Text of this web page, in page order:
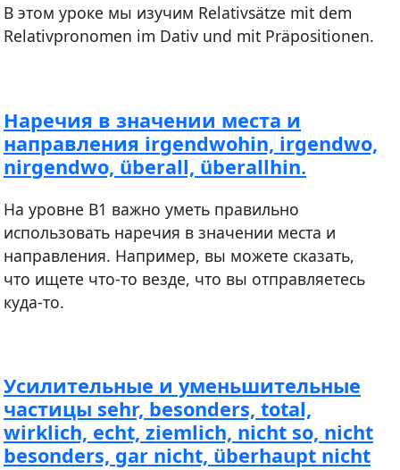
В этом уроке мы изучим Relativsätze mit dem
Relativpronomen im Dativ und mit Präpositionen.
Наречия в значении места и
направления irgendwohin, irgendwo,
nirgendwo, überall, überallhin.
На уровне B1 важно уметь правильно
использовать наречия в значении места и
направления. Например, вы можете сказать,
что ищете что-то везде, что вы отправляетесь
куда-то.
Усилительные и уменьшительные
частицы sehr, besonders, total,
wirklich, echt, ziemlich, nicht so, nicht
besonders, gar nicht, überhaupt nicht